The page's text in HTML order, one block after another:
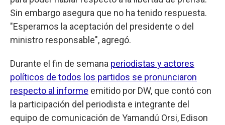
Sin embargo asegura que no ha tenido respuesta.
"Esperamos la aceptación del presidente o del
ministro responsable", agregó.
Durante el fin de semana periodistas y actores
políticos de todos los partidos se pronunciaron
respecto al informe emitido por DW, que contó con
la participación del periodista e integrante del
equipo de comunicación de Yamandú Orsi, Edison